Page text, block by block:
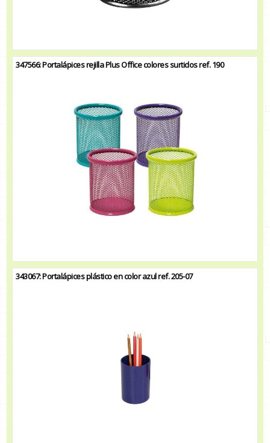
347566: Portalápices rejilla Plus Office colores surtidos ref. 190
343067: Portalápices plástico en color azul ref. 205-07